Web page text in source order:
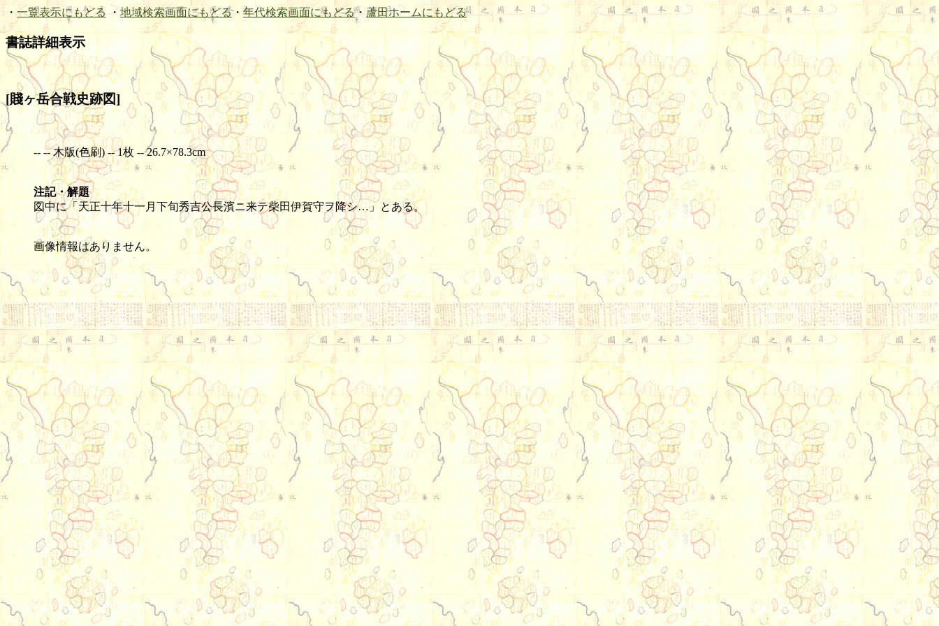
・ 一覧表示にもどる ・ 地域検索画面にもどる・ 年代検索画面にもどる・ 蘆田ホームにもどる
書誌詳細表示
[賤ヶ岳合戦史跡図]
-- -- 木版(色刷) -- 1枚 -- 26.7×78.3cm
注記・解題
図中に「天正十年十一月下旬秀吉公長濱ニ来テ柴田伊賀守ヲ降シ…」とある。
画像情報はありません。